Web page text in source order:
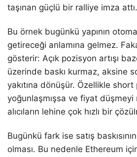
taşınan güçlü bir ralliye imza attı.
Bu örnek bugünkü yapının
getireceği anlamına gelmez.
gösterir: Açık pozisyon artışı
üzerinde baskı kurmaz, aksine
yakıtına dönüşür. Özellikle
yoğunlaşmışsa ve fiyat
alıcıların lehine çok hızlı bir
Bugünkü fark ise satış
olması. Bu nedenle Ethereum